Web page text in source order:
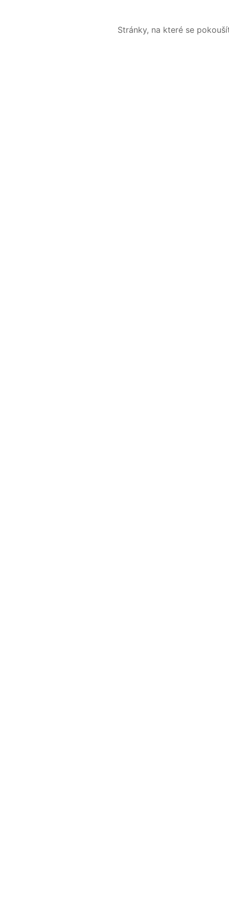
Stránky, na které se